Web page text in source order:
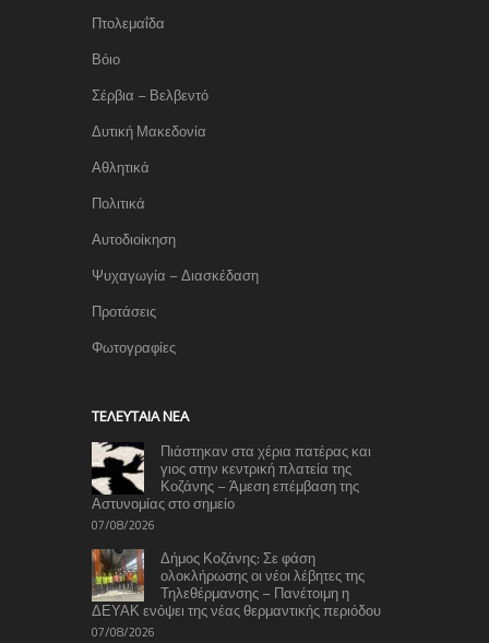
Πτολεμαΐδα
Βόιο
Σέρβια – Βελβεντό
Δυτική Μακεδονία
Αθλητικά
Πολιτικά
Αυτοδιοίκηση
Ψυχαγωγία – Διασκέδαση
Προτάσεις
Φωτογραφίες
TΕΛΕΥΤΑΊΑ ΝΈΑ
Πιάστηκαν στα χέρια πατέρας και
γιος στην κεντρική πλατεία της
Κοζάνης – Άμεση επέμβαση της
Αστυνομίας στο σημείο
07/08/2026
Δήμος Κοζάνης: Σε φάση
ολοκλήρωσης οι νέοι λέβητες της
Τηλεθέρμανσης – Πανέτοιμη η
ΔΕΥΑΚ ενόψει της νέας θερμαντικής περιόδου
07/08/2026